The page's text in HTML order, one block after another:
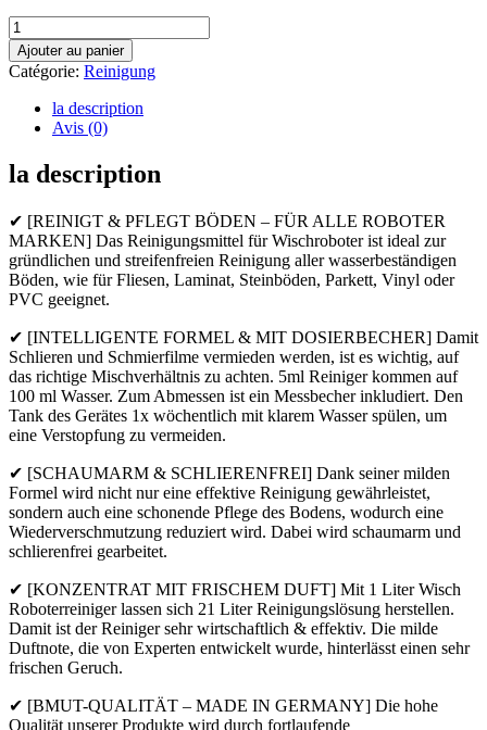
quantité
de
BMUT
1x
1000ml
Wischroboter
Reinigungsmittel
Konzentrat
mit
Duft
&
Dosierbecher
|
Streifenfrei
schaumarm
|
Saugwischer
|
Bodenreiniger
Ajouter au panier
Catégorie: Reinigung
la description
Avis (0)
la description
✔ [REINIGT & PFLEGT BÖDEN – FÜR ALLE ROBOTER
MARKEN] Das Reinigungsmittel für Wischroboter ist ideal zur
gründlichen und streifenfreien Reinigung aller wasserbeständigen
Böden, wie für Fliesen, Laminat, Steinböden, Parkett, Vinyl oder
PVC geeignet.
✔ [INTELLIGENTE FORMEL & MIT DOSIERBECHER] Damit
Schlieren und Schmierfilme vermieden werden, ist es wichtig, auf
das richtige Mischverhältnis zu achten. 5ml Reiniger kommen auf
100 ml Wasser. Zum Abmessen ist ein Messbecher inkludiert. Den
Tank des Gerätes 1x wöchentlich mit klarem Wasser spülen, um
eine Verstopfung zu vermeiden.
✔ [SCHAUMARM & SCHLIERENFREI] Dank seiner milden
Formel wird nicht nur eine effektive Reinigung gewährleistet,
sondern auch eine schonende Pflege des Bodens, wodurch eine
Wiederverschmutzung reduziert wird. Dabei wird schaumarm und
schlierenfrei gearbeitet.
✔ [KONZENTRAT MIT FRISCHEM DUFT] Mit 1 Liter Wisch
Roboterreiniger lassen sich 21 Liter Reinigungslösung herstellen.
Damit ist der Reiniger sehr wirtschaftlich & effektiv. Die milde
Duftnote, die von Experten entwickelt wurde, hinterlässt einen sehr
frischen Geruch.
✔ [BMUT-QUALITÄT – MADE IN GERMANY] Die hohe
Qualität unserer Produkte wird durch fortlaufende